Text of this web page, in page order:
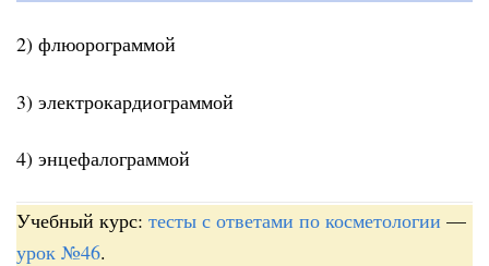
2) флюорограммой
3) электрокардиограммой
4) энцефалограммой
Учебный курс: тесты с ответами по косметологии —
урок №46.